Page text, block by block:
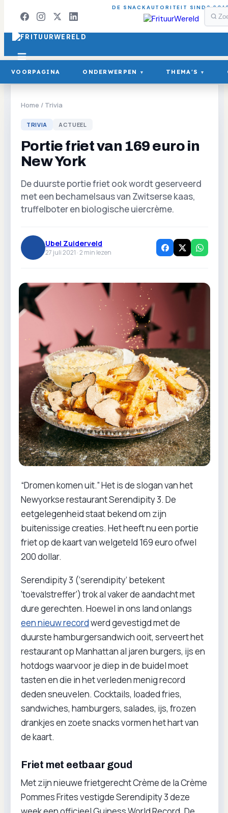
DE SNACKAUTORITEIT SINDS
VOORPAGINA ONDERWERPEN ▾ THEMA'S ▾
Home / Trivia
TRIVIA ACTUEEL
Portie friet van 169 euro in
New York
De duurste portie friet ook wordt geserveerd
met een bechamelsaus van Zwitserse kaas,
truffelboter en biologische uiercrème.
Ubel Zuiderveld
27 juli 2021 ·2 min lezen
“Dromen komen uit.” Het is de slogan van het
Newyorkse restaurant Serendipity 3. De
eetgelegenheid staat bekend om zijn
buitenissige creaties. Het heeft nu een portie
friet op de kaart van welgeteld 169 euro ofwel
200 dollar.
Serendipity 3 (‘serendipity’ betekent
‘toevalstreffer’) trok al vaker de aandacht met
dure gerechten. Hoewel in ons land onlangs
een nieuw recordwerd gevestigd met de
duurste hamburgersandwich ooit, serveert het
restaurant op Manhattan al jaren burgers, ijs en
hotdogs waarvoor je diep in de buidel moet
tasten en die in het verleden menig record
deden sneuvelen. Cocktails, loaded fries,
sandwiches, hamburgers, salades, ijs, frozen
drankjes en zoete snacks vormen het hart van
de kaart.
Friet met eetbaar goud
Met zijn nieuwe frietgerecht Crème de la Crème
Pommes Frites vestigde Serendipity 3 deze